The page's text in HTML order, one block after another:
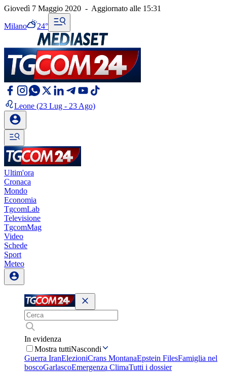
Giovedì 7 Maggio 2020 - Aggiornato alle 15:31
Milano 24°
Leone (23 Lug - 23 Ago)
Ultim'ora
Cronaca
Mondo
Economia
TgcomLab
Televisione
TgcomMag
Video
Schede
Sport
Meteo
In evidenza
Mostra tuttiNascondi
Guerra IranElezioniCrans MontanaEpstein FilesFamiglia nel
boscoGarlascoEmergenza ClimaTutti i dossier